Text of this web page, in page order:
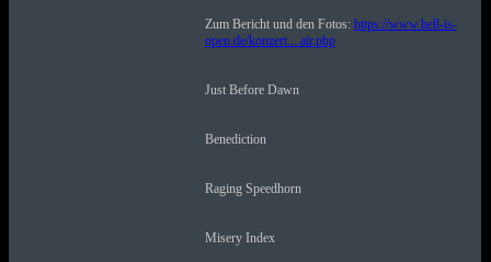
Zum Bericht und den Fotos: https://www.hell-is-
open.de/konzert....air.php
Just Before Dawn
Benediction
Raging Speedhorn
Misery Index